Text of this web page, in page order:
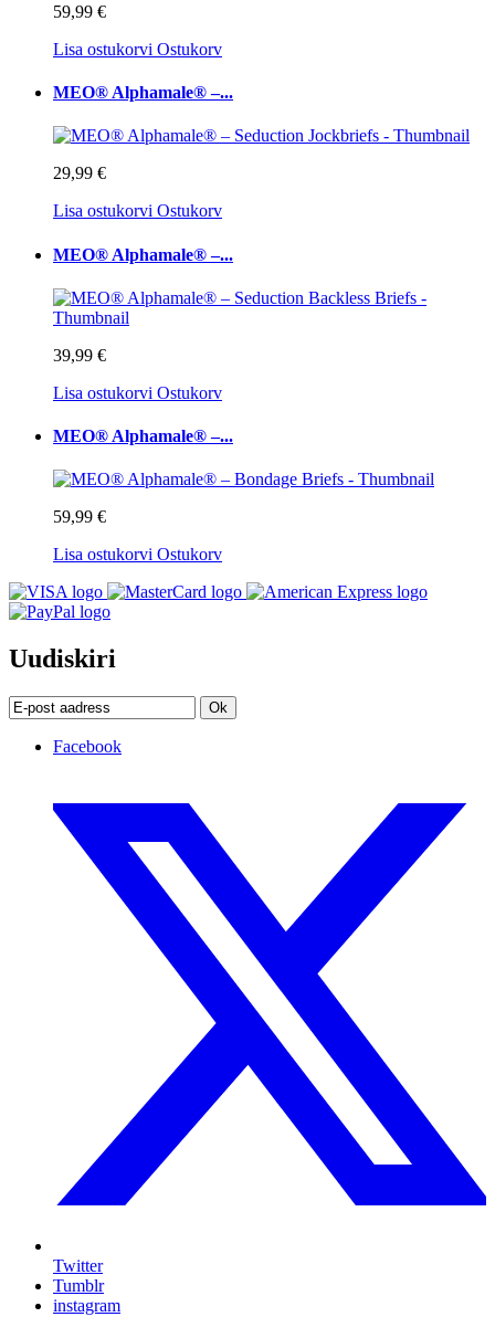
59,99 €
Lisa ostukorvi Ostukorv
MEO® Alphamale® –...
29,99 €
Lisa ostukorvi Ostukorv
MEO® Alphamale® –...
39,99 €
Lisa ostukorvi Ostukorv
MEO® Alphamale® –...
59,99 €
Lisa ostukorvi Ostukorv
Uudiskiri
Ok
Facebook
Twitter
Tumblr
instagram